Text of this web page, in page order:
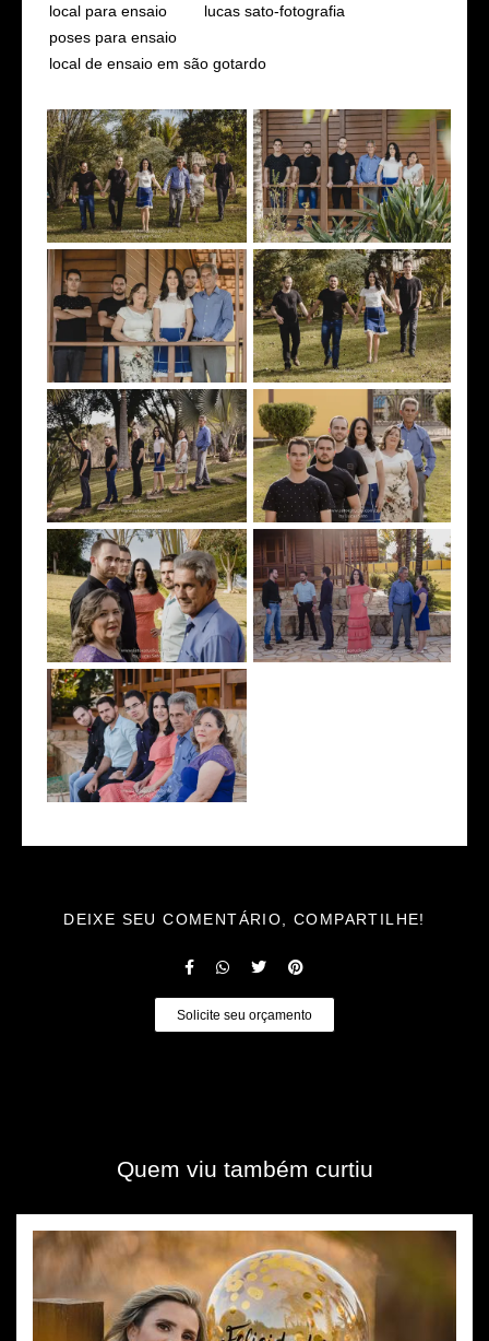
local para ensaio
lucas sato-fotografia
poses para ensaio
local de ensaio em são gotardo
DEIXE SEU COMENTÁRIO, COMPARTILHE!
Solicite seu orçamento
Quem viu também curtiu